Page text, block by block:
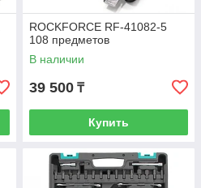
ROCKFORCE RF-41082-5
108 предметов
В наличии
39 500 ₸
Купить